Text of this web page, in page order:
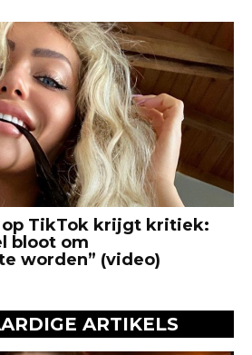
op TikTok krijgt kritiek:
bloot om
worden” (video)
ARTIKELS